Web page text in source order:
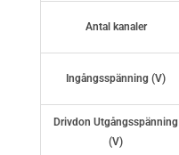
Antal kanaler
Ingångsspänning (V)
Drivdon Utgångsspänning
(V)